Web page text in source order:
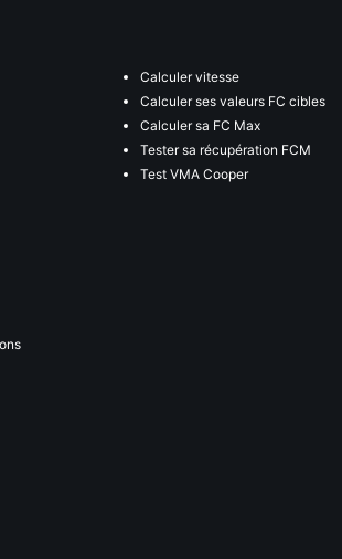
Calculer vitesse
Calculer ses valeurs FC cibles
Calculer sa FC Max
Tester sa récupération FCM
Test VMA Cooper